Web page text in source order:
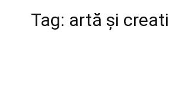
Tag: artă și